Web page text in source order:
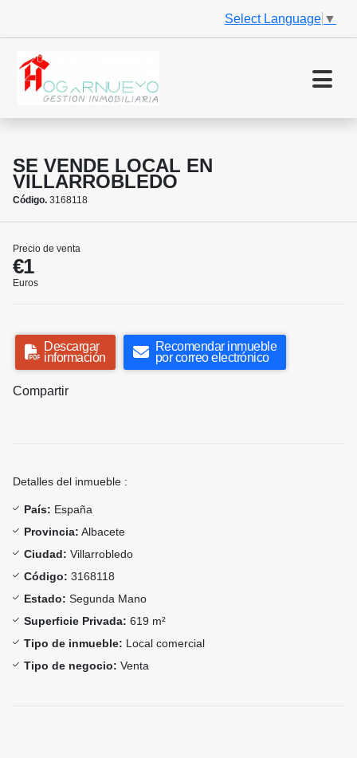
Select Language ▼
SE VENDE LOCAL EN
VILLARROBLEDO
Código. 3168118
Precio de venta
€1
Euros
Descargar
información
Recomendar inmueble
por correo electrónico
Compartir
Detalles del inmueble :
País: España
Provincia: Albacete
Ciudad: Villarrobledo
Código: 3168118
Estado: Segunda Mano
Superficie Privada: 619 m²
Tipo de inmueble: Local comercial
Tipo de negocio: Venta